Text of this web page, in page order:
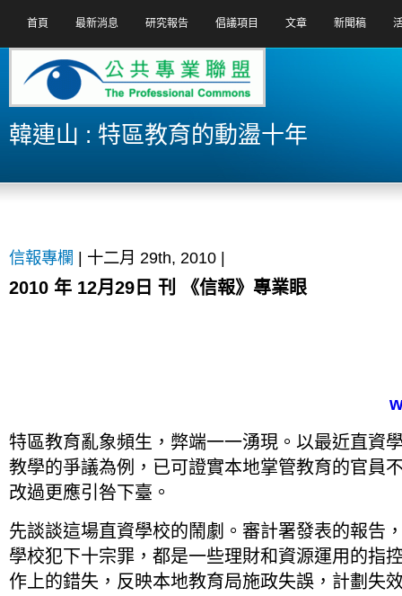
首頁 最新消息 研究報告 倡議項目 文章 新聞稿
韓連山 : 特區教育的動盪十年
信報專欄 | 十二月 29th, 2010 |
2010 年 12月29日 刊 《信報》專業眼
特區教育亂象頻生，弊端一一湧現。以最近直資
教學的爭議為例，已可證實本地掌管教育的官員
改過更應引咎下臺。
先談談這場直資學校的鬧劇。審計署發表的報告
學校犯下十宗罪，都是一些理財和資源運用的指
作上的錯失，反映本地教育局施政失誤，計劃失